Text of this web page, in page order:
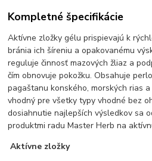
Kompletné špecifikácie
Aktívne zložky gélu prispievajú k
bránia ich šíreniu a opakovanému
reguluje činnosť mazových žliaz a
čím obnovuje pokožku. Obsahuje
pagaštanu konského, morských rias
vhodný pre všetky typy vhodné bez
dosiahnutie najlepších výsledkov sa
produktmi radu Master Herb na
Aktívne zložky